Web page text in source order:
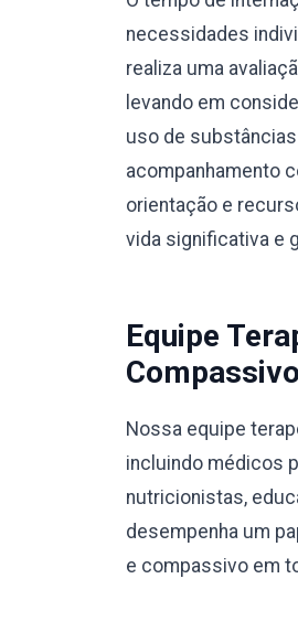
necessidades
realiza uma
levando em
uso de
acompanhamento
orientação e
vida significativa e
Equipe
Compassivo
Nossa equipe
incluindo médicos
nutricionistas,
desempenha um
e compassivo em